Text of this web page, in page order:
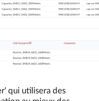
qui utilisera des